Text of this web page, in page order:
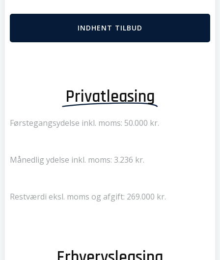
INDHENT TILBUD
Privatleasing
Førstegangsydelse inkl. moms: 50.000 kr.
Månedlig ydelse inkl. moms: 3.236 kr.
Restværdi eksl. moms og afgift: 269.000 kr.